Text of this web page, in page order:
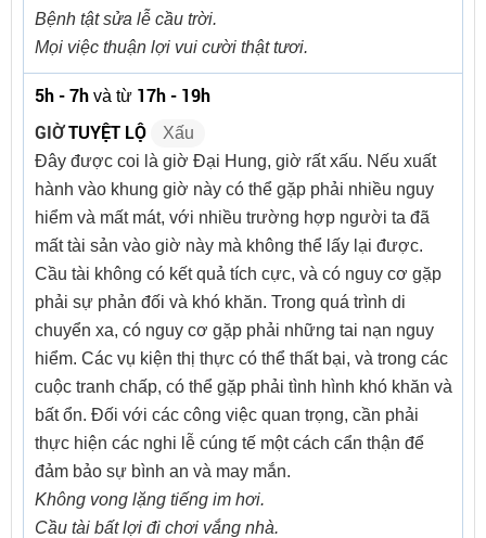
Bệnh tật sửa lễ cầu trời.
Mọi việc thuận lợi vui cười thật tươi.
5h - 7h và từ 17h - 19h
GIỜTUYỆT LỘ
Xấu
Đây được coi là giờ Đại Hung, giờ rất xấu. Nếu xuất
hành vào khung giờ này có thể gặp phải nhiều nguy
hiểm và mất mát, với nhiều trường hợp người ta đã
mất tài sản vào giờ này mà không thể lấy lại được.
Cầu tài không có kết quả tích cực, và có nguy cơ gặp
phải sự phản đối và khó khăn. Trong quá trình di
chuyển xa, có nguy cơ gặp phải những tai nạn nguy
hiểm. Các vụ kiện thị thực có thể thất bại, và trong các
cuộc tranh chấp, có thể gặp phải tình hình khó khăn và
bất ổn. Đối với các công việc quan trọng, cần phải
thực hiện các nghi lễ cúng tế một cách cẩn thận để
đảm bảo sự bình an và may mắn.
Không vong lặng tiếng im hơi.
Cầu tài bất lợi đi chơi vắng nhà.